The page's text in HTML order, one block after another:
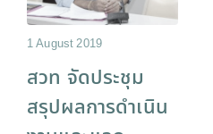
1 August 2019
สวท จัดประชุม
สรุปผลการดำเนิน